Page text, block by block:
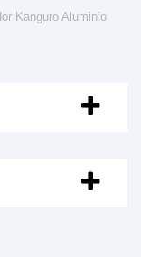
Kanguro Aluminio